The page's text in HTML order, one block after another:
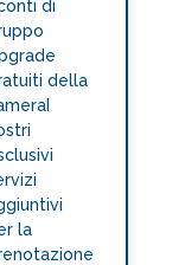
di
della
la